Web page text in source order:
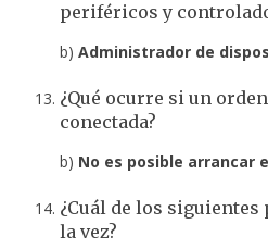
periféricos y
b) Administrador de
¿Qué ocurre si un
conectada?
b) No es posible arrancar
¿Cuál de los
la vez?